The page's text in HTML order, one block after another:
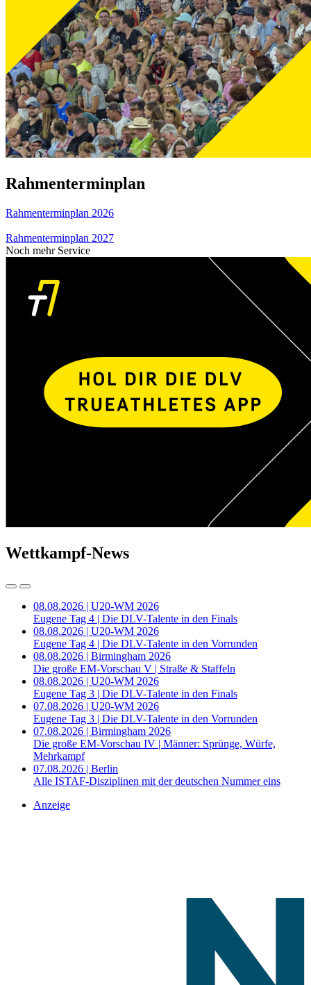
Rahmenterminplan
Rahmenterminplan 2026
Rahmenterminplan 2027
Noch mehr Service
Wettkampf-News
08.08.2026 | U20-WM 2026
Eugene Tag 4 | Die DLV-Talente in den Finals
08.08.2026 | U20-WM 2026
Eugene Tag 4 | Die DLV-Talente in den Vorrunden
08.08.2026 | Birmingham 2026
Die große EM-Vorschau V | Straße & Staffeln
08.08.2026 | U20-WM 2026
Eugene Tag 3 | Die DLV-Talente in den Finals
07.08.2026 | U20-WM 2026
Eugene Tag 3 | Die DLV-Talente in den Vorrunden
07.08.2026 | Birmingham 2026
Die große EM-Vorschau IV | Männer: Sprünge, Würfe,
Mehrkampf
07.08.2026 | Berlin
Alle ISTAF-Disziplinen mit der deutschen Nummer eins
Anzeige